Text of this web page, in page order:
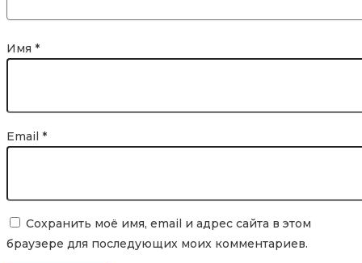
Имя *
Email *
Сохранить моё имя, email и адрес сайта в этом
браузере для последующих моих комментариев.